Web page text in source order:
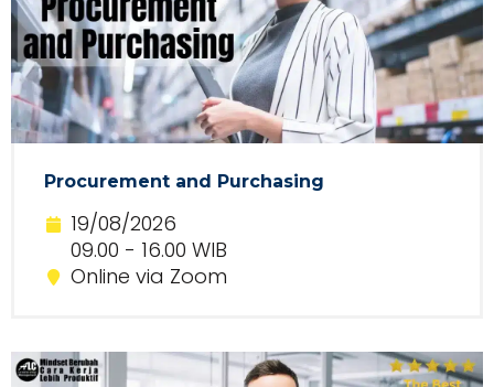
Procurement and Purchasing
19/08/2026
09.00 - 16.00 WIB
Online via Zoom